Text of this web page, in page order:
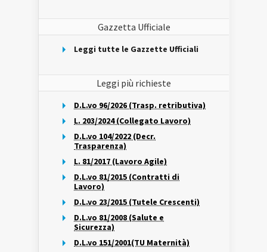
Gazzetta Ufficiale
Leggi tutte le Gazzette Ufficiali
Leggi più richieste
D.L.vo 96/2026 (Trasp. retributiva)
L. 203/2024 (Collegato Lavoro)
D.L.vo 104/2022 (Decr.
Trasparenza)
L. 81/2017 (Lavoro Agile)
D.L.vo 81/2015 (Contratti di
Lavoro)
D.L.vo 23/2015 (Tutele Crescenti)
D.L.vo 81/2008 (Salute e
Sicurezza)
D.L.vo 151/2001(TU Maternità)